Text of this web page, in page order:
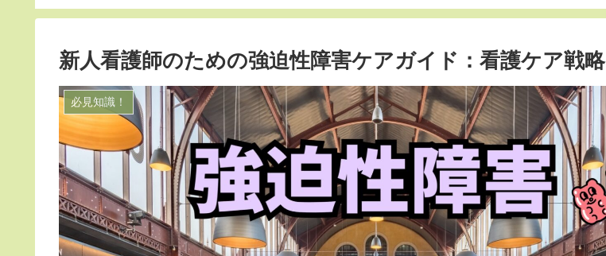
新人看護師のための強迫性障害ケアガイド：看護ケア戦略
必見知識！